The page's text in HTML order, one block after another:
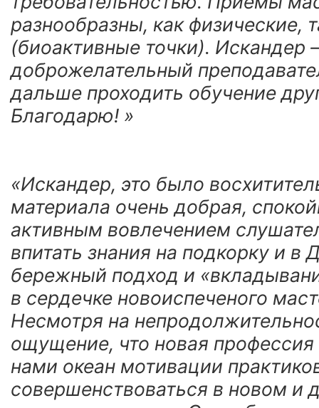
разнообразны, как физические,
(биоактивные точки). Искандер
доброжелательный
дальше проходить обучение
Благодарю! »
«Искандер, это было
материала очень добрая,
активным вовлечением
впитать знания на подкорку и
бережный подход и
в сердечке новоиспеченого
Несмотря на
ощущение, что новая
нами океан мотивации
совершенствоваться в новом и